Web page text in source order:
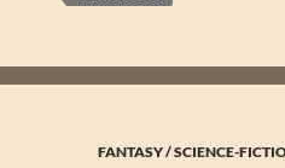
FANTASY / SCIENCE-